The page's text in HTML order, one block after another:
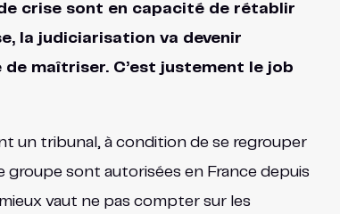
crise sont en capacité de rétablir
la judiciarisation va devenir
maîtriser. C’est justement le job
un tribunal, à condition de se regrouper
groupe sont autorisées en France depuis
vaut ne pas compter sur les